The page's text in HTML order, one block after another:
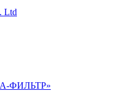
Ltd
ФИЛЬТР»